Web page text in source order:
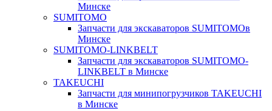
Минске
SUMITOMO
Запчасти для экскаваторов SUMITOMOв
Минске
SUMITOMO-LINKBELT
Запчасти для экскаваторов SUMITOMO-
LINKBELT в Минске
TAKEUCHI
Запчасти для минипогрузчиков TAKEUCHI
в Минске